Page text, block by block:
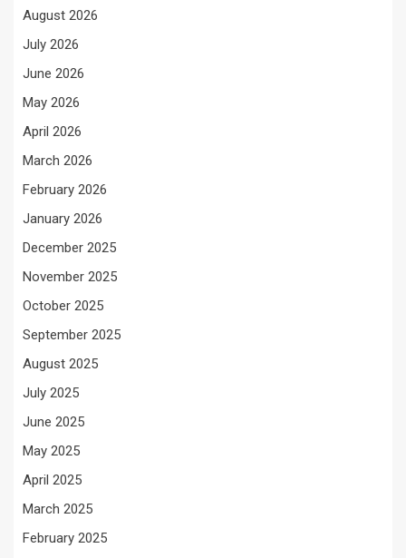
August 2026
July 2026
June 2026
May 2026
April 2026
March 2026
February 2026
January 2026
December 2025
November 2025
October 2025
September 2025
August 2025
July 2025
June 2025
May 2025
April 2025
March 2025
February 2025